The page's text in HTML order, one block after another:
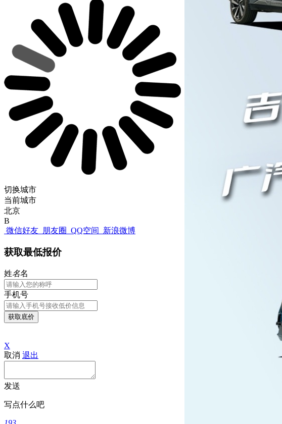
切换城市
当前城市
北京
B
微信好友 朋友圈 QQ空间 新浪微博
获取最低报价
姓名名
手机号
获取底价
X
取消 退出
发送
写点什么吧